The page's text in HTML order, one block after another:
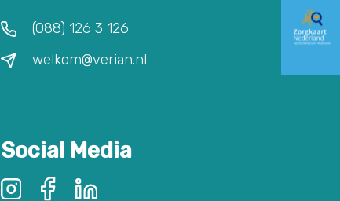
(088) 126 3 126
welkom@verian.nl
Social Media